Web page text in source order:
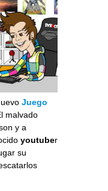
Juego
malvado
y a
youtuber
su